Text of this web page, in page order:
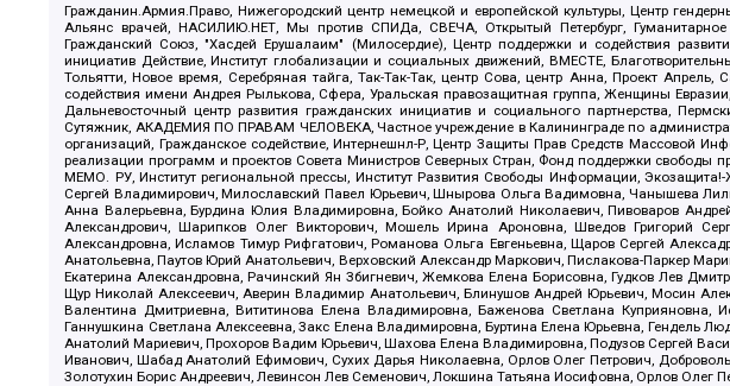
Гражданин.Армия.Право, Нижегородский центр немецкой и европейской культуры, Центр
Альянс врачей, НАСИЛИЮ.НЕТ, Мы против СПИДа, СВЕЧА, Открытый Петербург, Гуманитарное
Гражданский Союз, "Хасдей Ерушалаим" (Милосердие), Центр поддержки и содействия
инициатив Действие, Институт глобализации и социальных движений, ВМЕСТЕ,
Тольятти, Новое время, Серебряная тайга, Так-Так-Так, центр Сова, центр Анна, Проект
содействия имени Андрея Рылькова, Сфера, Уральская правозащитная группа, Женщины
Дальневосточный центр развития гражданских инициатив и социального партнерства,
Сутяжник, АКАДЕМИЯ ПО ПРАВАМ ЧЕЛОВЕКА, Частное учреждение в Калининграде по
организаций, Гражданское содействие, Интернешнл-Р, Центр Защиты Прав Средств Массовой
реализации программ и проектов Совета Министров Северных Стран, Фонд поддержки свободы
МЕМО. РУ, Институт региональной прессы, Институт Развития Свободы Информации,
Сергей Владимирович, Милославский Павел Юрьевич, Шнырова Ольга Вадимовна, Чанышева
Анна Валерьевна, Бурдина Юлия Владимировна, Бойко Анатолий Николаевич, Пивоваров
Александрович, Шарипков Олег Викторович, Мошель Ирина Ароновна, Шведов Григорий
Александровна, Исламов Тимур Рифгатович, Романова Ольга Евгеньевна, Щаров Сергей
Анатольевна, Паутов Юрий Анатольевич, Верховский Александр Маркович, Пислакова-Паркер
Екатерина Александровна, Рачинский Ян Збигневич, Жемкова Елена Борисовна, Гудков Лев
Щур Николай Алексеевич, Аверин Владимир Анатольевич, Блинушов Андрей Юрьевич, Мосин
Валентина Дмитриевна, Вититинова Елена Владимировна, Баженова Светлана Куприяновна,
Ганнушкина Светлана Алексеевна, Закс Елена Владимировна, Буртина Елена Юрьевна, Гендель
Анатолий Мариевич, Прохоров Вадим Юрьевич, Шахова Елена Владимировна, Подузов Сергей
Иванович, Шабад Анатолий Ефимович, Сухих Дарья Николаевна, Орлов Олег Петрович,
Золотухин Борис Андреевич, Левинсон Лев Семенович, Локшина Татьяна Иосифовна, Орлов Олег